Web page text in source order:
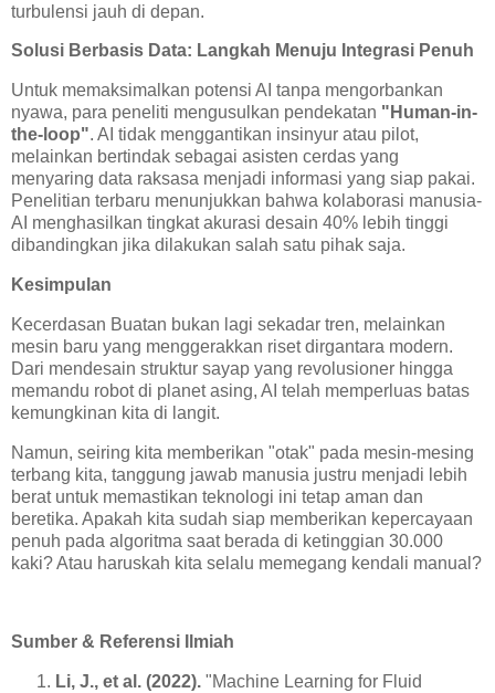
turbulensi jauh di depan.
Solusi Berbasis Data: Langkah Menuju Integrasi Penuh
Untuk memaksimalkan potensi AI tanpa mengorbankan
nyawa, para peneliti mengusulkan pendekatan "Human-in-
the-loop". AI tidak menggantikan insinyur atau pilot,
melainkan bertindak sebagai asisten cerdas yang
menyaring data raksasa menjadi informasi yang siap pakai.
Penelitian terbaru menunjukkan bahwa kolaborasi manusia-
AI menghasilkan tingkat akurasi desain 40% lebih tinggi
dibandingkan jika dilakukan salah satu pihak saja.
Kesimpulan
Kecerdasan Buatan bukan lagi sekadar tren, melainkan
mesin baru yang menggerakkan riset dirgantara modern.
Dari mendesain struktur sayap yang revolusioner hingga
memandu robot di planet asing, AI telah memperluas batas
kemungkinan kita di langit.
Namun, seiring kita memberikan "otak" pada mesin-mesing
terbang kita, tanggung jawab manusia justru menjadi lebih
berat untuk memastikan teknologi ini tetap aman dan
beretika. Apakah kita sudah siap memberikan kepercayaan
penuh pada algoritma saat berada di ketinggian 30.000
kaki? Atau haruskah kita selalu memegang kendali manual?
Sumber & Referensi Ilmiah
Li, J., et al. (2022). "Machine Learning for Fluid